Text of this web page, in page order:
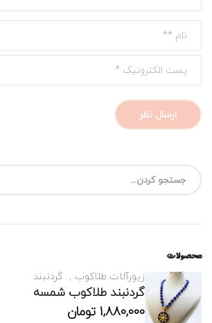
محصولات
زیورآلات طلاکوب گردنبند
گردنبند طلاکوب شمسه
1,880,000تومان